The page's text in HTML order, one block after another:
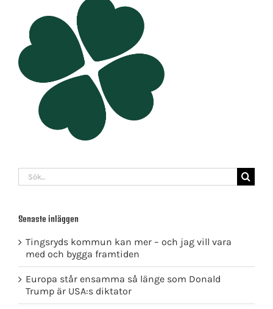
Sök
efter:
Senaste inläggen
Tingsryds kommun kan mer – och jag vill vara
med och bygga framtiden
Europa står ensamma så länge som Donald
Trump är USA:s diktator